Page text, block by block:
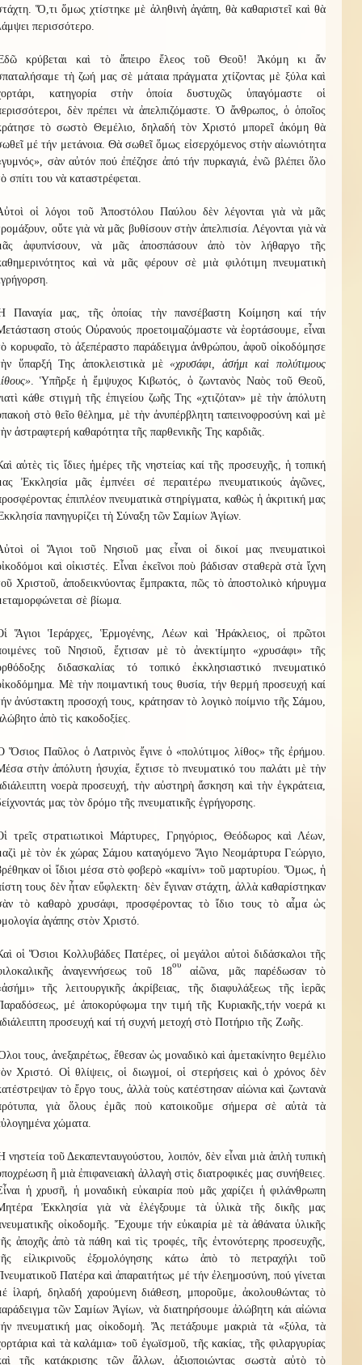
Ὅ,τι ὅμως χτίστηκε μὲ ἀληθινὴ ἀγάπη, θὰ καθαριστεῖ καὶ θὰ
περισσότερο.
κρύβεται καὶ τὸ ἄπειρο ἔλεος τοῦ Θεοῦ! Ἀκόμη κι ἄν
τὴ ζωή μας σὲ μάταια πράγματα χτίζοντας μὲ ξύλα καὶ
κατηγορία στὴν ὁποία δυστυχῶς ὑπαγόμαστε οἱ
δὲν πρέπει νὰ ἀπελπιζόμαστε. Ὁ ἄνθρωπος, ὁ ὁποῖος
τὸ σωστὸ Θεμέλιο, δηλαδή τὸν Χριστό μπορεῖ ἀκόμη θὰ
μέ τήν μετάνοια. Θὰ σωθεῖ ὅμως εἰσερχόμενος στὴν αἰωνιότητα
σὰν αὐτόν πού ἐπέζησε ἀπό τήν πυρκαγιά, ἐνῶ βλέπει ὅλο
σπίτι του νὰ καταστρέφεται.
οἱ λόγοι τοῦ Ἀποστόλου Παύλου δὲν λέγονται γιὰ νὰ μᾶς
οὔτε γιὰ νὰ μᾶς βυθίσουν στὴν ἀπελπισία. Λέγονται γιὰ νὰ
ἀφυπνίσουν, νὰ μᾶς ἀποσπάσουν ἀπὸ τὸν λήθαργο τῆς
καὶ νὰ μᾶς φέρουν σὲ μιὰ φιλότιμη πνευματικὴ
Παναγία μας, τῆς ὁποίας τὴν πανσέβαστη Κοίμηση καί τήν
στούς Οὐρανούς προετοιμαζόμαστε νὰ ἑορτάσουμε, εἶναι
κορυφαῖο, τὸ ἀξεπέραστο παράδειγμα ἀνθρώπου, ἀφοῦ οἰκοδόμησε
ὕπαρξή Της ἀποκλειστικὰ μὲ«χρυσάφι, ἀσήμι καὶ πολύτιμους
. Ὑπῆρξε ἡ ἔμψυχος Κιβωτός, ὁ ζωντανὸς Ναὸς τοῦ Θεοῦ,
κάθε στιγμὴ τῆς ἐπιγείου ζωῆς Της «χτιζόταν» μὲ τὴν ἀπόλυτη
στὸ θεῖο θέλημα, μὲ τὴν ἀνυπέρβλητη ταπεινοφροσύνη καὶ μὲ
ἀστραφτερή καθαρότητα τῆς παρθενικῆς Της καρδιᾶς.
αὐτὲς τὶς ἴδιες ἡμέρες τῆς νηστείας καί τῆς προσευχῆς, ἡ τοπική
Ἐκκλησία μᾶς ἐμπνέει σέ περαιτέρω πνευματικούς ἀγῶνες,
ἐπιπλέον πνευματικὰ στηρίγματα, καθὼς ἡ ἀκριτική μας
πανηγυρίζει τὴ Σύναξη τῶν Σαμίων Ἁγίων.
οἱ Ἅγιοι τοῦ Νησιοῦ μας εἶναι οἱ δικοί μας πνευματικοὶ
καὶ οἰκιστές. Εἶναι ἐκεῖνοι ποὺ βάδισαν σταθερὰ στὰ ἴχνη
Χριστοῦ, ἀποδεικνύοντας ἔμπρακτα, πῶς τὸ ἀποστολικὸ κήρυγμα
σὲ βίωμα.
Ἅγιοι Ἱεράρχες, Ἑρμογένης, Λέων καὶ Ἡράκλειος, οἱ πρῶτοι
τοῦ Νησιοῦ, ἔχτισαν μὲ τὸ ἀνεκτίμητο «χρυσάφι» τῆς
διδασκαλίας τό τοπικό ἐκκλησιαστικό πνευματικό
Μὲ τὴν ποιμαντική τους θυσία, τήν θερμή προσευχή καί
ἀνύστακτη προσοχή τους, κράτησαν τὸ λογικὸ ποίμνιο τῆς Σάμου,
ἀπὸ τὶς κακοδοξίες.
Ὅσιος Παῦλος ὁ Λατρινὸς ἔγινε ὁ «πολύτιμος λίθος» τῆς ἐρήμου.
στὴν ἀπόλυτη ἡσυχία, ἔχτισε τὸ πνευματικό του παλάτι μὲ τὴν
νοερὰ προσευχή, τὴν αὐστηρὴ ἄσκηση καὶ τὴν ἐγκράτεια,
μας τὸν δρόμο τῆς πνευματικῆς ἐγρήγορσης.
τρεῖς στρατιωτικοὶ Μάρτυρες, Γρηγόριος, Θεόδωρος καὶ Λέων,
μὲ τὸν ἐκ χώρας Σάμου καταγόμενο Ἅγιο Νεομάρτυρα Γεώργιο,
οἱ ἴδιοι μέσα στὸ φοβερὸ «καμίνι» τοῦ μαρτυρίου. Ὅμως, ἡ
τους δὲν ἦταν εὔφλεκτη· δὲν ἔγιναν στάχτη, ἀλλὰ καθαρίστηκαν
τὸ καθαρὸ χρυσάφι, προσφέροντας τὸ ἴδιο τους τὸ αἷμα ὡς
ἀγάπης στὸν Χριστό.
οἱ Ὅσιοι Κολλυβάδες Πατέρες, οἱ μεγάλοι αὐτοὶ διδάσκαλοι τῆς
ἀναγεννήσεως τοῦ 18
ου
αἰῶνα, μᾶς παρέδωσαν τὸ
τῆς λειτουργικῆς ἀκρίβειας, τῆς διαφυλάξεως τῆς ἱερᾶς
μέ ἀποκορύφωμα την τιμή τῆς Κυριακῆς,τήν νοερά κι
προσευχή καί τή συχνή μετοχή στὸ Ποτήριο τῆς Ζωῆς.
τους, ἀνεξαιρέτως, ἔθεσαν ὡς μοναδικὸ καὶ ἀμετακίνητο θεμέλιο
Χριστό. Οἱ θλίψεις, οἱ διωγμοί, οἱ στερήσεις καὶ ὁ χρόνος δὲν
τὸ ἔργο τους, ἀλλὰ τοὺς κατέστησαν αἰώνια καὶ ζωντανὰ
γιὰ ὅλους ἐμᾶς ποὺ κατοικοῦμε σήμερα σὲ αὐτὰ τὰ
χώματα.
νηστεία τοῦ Δεκαπενταυγούστου, λοιπόν, δὲν εἶναι μιὰ ἁπλὴ τυπικὴ
ἢ μιὰ ἐπιφανειακὴ ἀλλαγὴ στὶς διατροφικές μας συνήθειες.
ἡ χρυσῆ, ἡ μοναδικὴ εὐκαιρία ποὺ μᾶς χαρίζει ἡ φιλάνθρωπη
Ἐκκλησία γιὰ νὰ ἐλέγξουμε τὰ ὑλικὰ τῆς δικῆς μας
οἰκοδομῆς. Ἔχουμε τήν εὐκαιρία μὲ τὰ ἀθάνατα ὑλικῆς
ἀποχῆς ἀπὸ τὰ πάθη καὶ τὶς τροφές, τῆς ἐντονότερης προσευχῆς,
εἰλικρινοῦς ἐξομολόγησης κάτω ἀπὸ τὸ πετραχήλι τοῦ
Πατέρα καὶ ἀπαραιτήτως μέ τήν ἐλεημοσύνη, πού γίνεται
ἱλαρή, δηλαδή χαρούμενη διάθεση, μποροῦμε, ἀκολουθώντας τὸ
τῶν Σαμίων Ἁγίων, νὰ διατηρήσουμε ἀλώβητη κάι αἰώνια
πνευματική μας οἰκοδομὴ. Ἄς πετάξουμε μακριὰ τὰ «ξύλα, τὰ
καὶ τὰ καλάμια» τοῦ ἐγωϊσμοῦ, τῆς κακίας, τῆς φιλαργυρίας
τῆς κατάκρισης τῶν ἄλλων, ἀξιοποιώντας σωστὰ αὐτὸ τὸ